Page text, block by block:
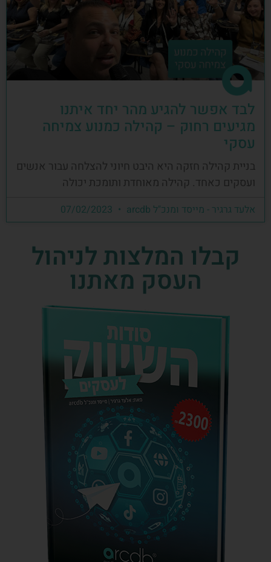
לבד אפשר להגיע מהר יחד איתנו
מגיעים רחוק – קהילה כמנוע צמיחה
עסקי
בניית קהילה חזקה היא היבט חיוני להצלחה עבור אנשים
ועסקים כאחד. קהילה מאוחדת ותומכת יכולה
אלעד גרגיר - מייסד ומנכ"ל arcdb
קבלו המלצות לניהול
העסק מאתנו